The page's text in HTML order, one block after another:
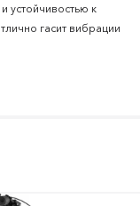
устойчивостью к
гасит вибрации